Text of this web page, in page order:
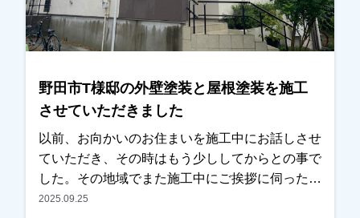
お考えのお客様、まずはご相談からでも大丈夫で
す！現地調査、お見積りはもちろん無料にておこ
なっております。またお支払い方法につきまして
遠慮なくお申し付けください。お待ちしておりま
す。
野田市T様邸の外壁塗装と屋根塗装を施工
させていただきました
以前、お向かいのお住まいを施工中にお話しさせ
ていただき、その時はもう少ししてからとの事で
した。その地域でまた施工中にご挨拶に伺ったと
ころ、ちょうどそろそろやろうかと思っていたと
2025.09.25